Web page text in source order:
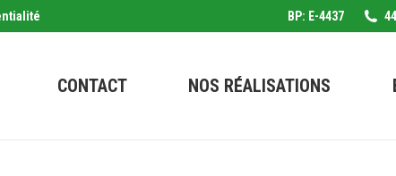
BP: E-4437
CONTACT NOS RÉALISATIONS